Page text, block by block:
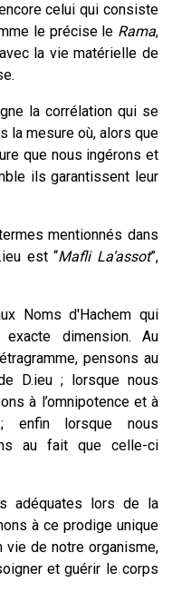
celui qui consiste
le précise le Rama,
la vie matérielle de
la corrélation qui se
la mesure où, alors que
que nous ingérons et
ils garantissent leur
mentionnés dans
est “Mafli La’assot”,
Noms d'Hachem qui
dimension. Au
pensons au
D.ieu ; lorsque nous
à l’omnipotence et à
enfin lorsque nous
au fait que celle-ci
adéquates lors de la
à ce prodige unique
vie de notre organisme,
et guérir le corps